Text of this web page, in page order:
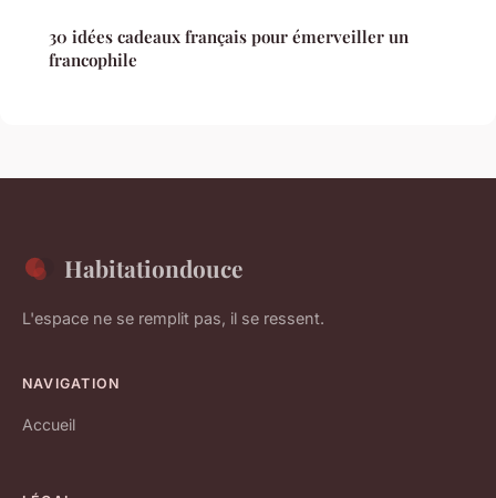
30 idées cadeaux français pour émerveiller un
francophile
Habitationdouce
L'espace ne se remplit pas, il se ressent.
NAVIGATION
Accueil